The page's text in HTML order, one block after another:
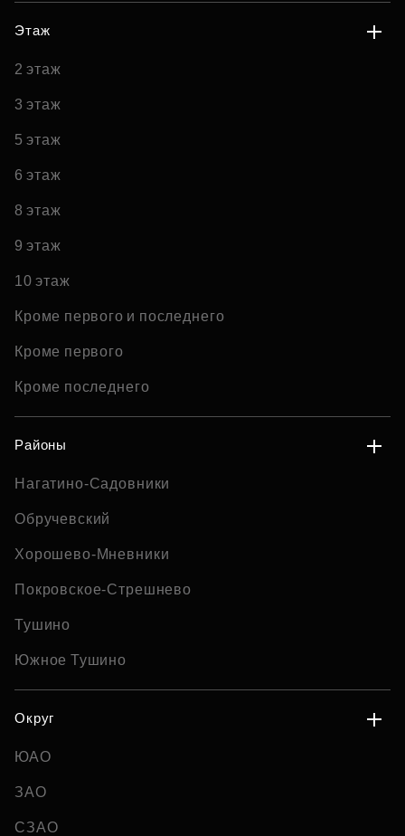
Этаж
2 этаж
3 этаж
5 этаж
6 этаж
8 этаж
9 этаж
10 этаж
Кроме первого и последнего
Кроме первого
Кроме последнего
Районы
Нагатино-Садовники
Обручевский
Хорошево-Мневники
Покровское-Стрешнево
Тушино
Южное Тушино
Округ
ЮАО
ЗАО
СЗАО